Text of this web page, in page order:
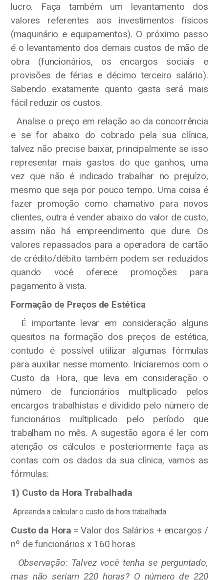
lucro. Faça também um levantamento dos
valores referentes aos investimentos físicos
(maquinário e equipamentos). O próximo passo
é o levantamento dos demais custos de mão de
obra (funcionários, os encargos sociais e
provisões de férias e décimo terceiro salário).
Sabendo exatamente quanto gasta será mais
fácil reduzir os custos.
Analise o preço em relação ao da concorrência
e se for abaixo do cobrado pela sua clínica,
talvez não precise baixar, principalmente se isso
representar mais gastos do que ganhos, uma
vez que não é indicado trabalhar no prejuízo,
mesmo que seja por pouco tempo. Uma coisa é
fazer promoção como chamativo para novos
clientes, outra é vender abaixo do valor de custo,
assim não há empreendimento que dure. Os
valores repassados para a operadora de cartão
de crédito/débito também podem ser reduzidos
quando você oferece promoções para
pagamento à vista.
Formação de Preços de Estética
É importante levar em consideração alguns
quesitos na formação dos preços de estética,
contudo é possível utilizar algumas fórmulas
para auxiliar nesse momento. Iniciaremos com o
Custo da Hora, que leva em consideração o
número de funcionários multiplicado pelos
encargos trabalhistas e dividido pelo número de
funcionários multiplicado pelo período que
trabalham no mês. A sugestão agora é ler com
atenção os cálculos e posteriormente faça as
contas com os dados da sua clínica, vamos as
fórmulas:
1) Custo da Hora Trabalhada
Apreenda a calcular o custo da hora trabalhada:
Custo da Hora = Valor dos Salários + encargos /
nº de funcionários x 160 horas
Observação: Talvez você tenha se perguntado,
mas não seriam 220 horas? O número de 220